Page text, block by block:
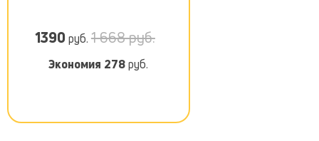
1390 руб. 1 668 руб.
Экономия 278руб.